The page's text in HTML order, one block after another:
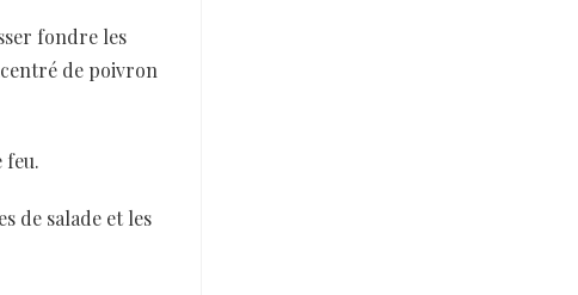
fondre les
de poivron
feu.
de salade et les